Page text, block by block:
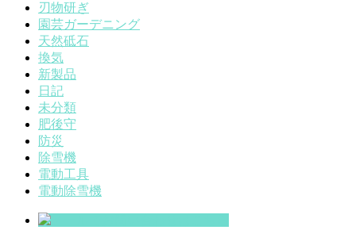
刃物研ぎ
園芸ガーデニング
天然砥石
換気
新製品
日記
未分類
肥後守
防災
除雪機
電動工具
電動除雪機